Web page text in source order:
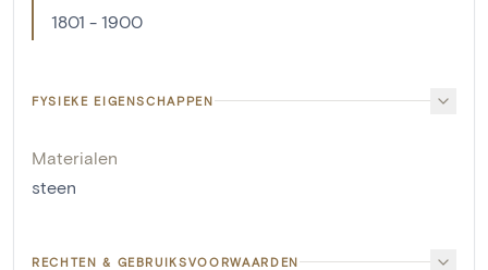
1801 - 1900
FYSIEKE EIGENSCHAPPEN
Materialen
steen
RECHTEN & GEBRUIKSVOORWAARDEN